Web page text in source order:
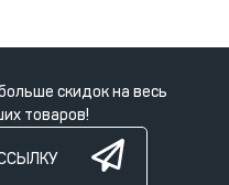
скидок на весь
товаров!